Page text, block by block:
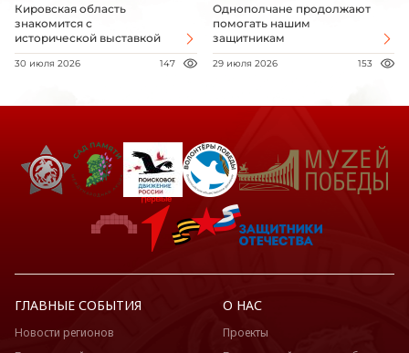
Кировская область
знакомится с
исторической выставкой
30 июля 2026 147
Однополчане продолжают
помогать нашим
защитникам
29 июля 2026 153
ГЛАВНЫЕ СОБЫТИЯ
Новости регионов
О НАС
Проекты